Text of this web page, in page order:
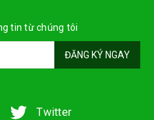
tin từ chúng tôi
ĐĂNG KÝ NGAY
Twitter